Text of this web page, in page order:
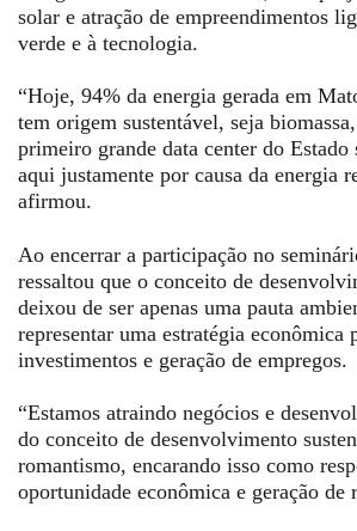
solar e atração de empreendimentos
verde e à tecnologia.
“Hoje, 94% da energia gerada em
tem origem sustentável, seja
primeiro grande data center do Estado
aqui justamente por causa da energia
afirmou.
Ao encerrar a participação no
ressaltou que o conceito de
deixou de ser apenas uma pauta
representar uma estratégia econômica
investimentos e geração de empregos.
“Estamos atraindo negócios e
do conceito de desenvolvimento
romantismo, encarando isso como
oportunidade econômica e geração de